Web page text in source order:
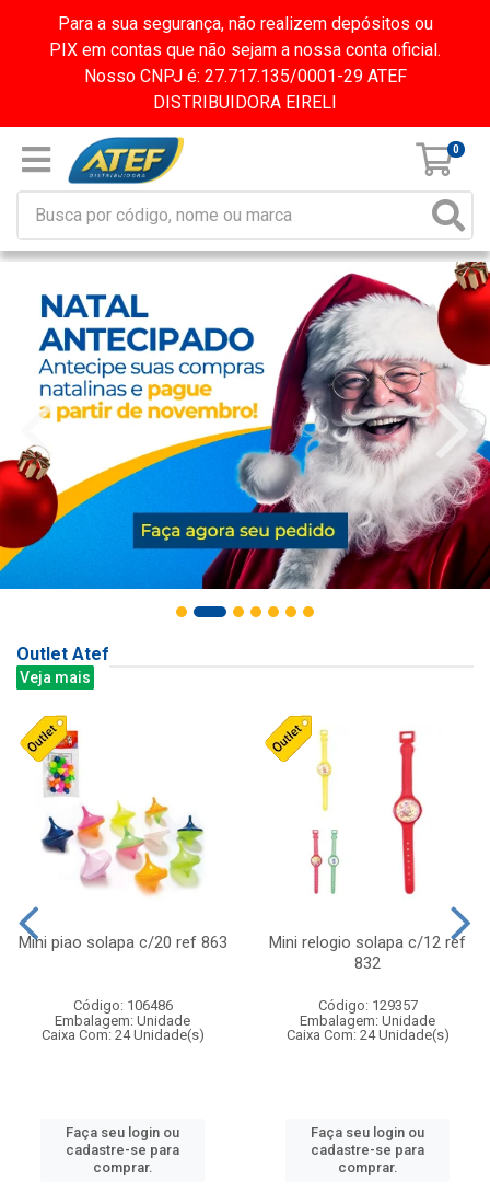
Para a sua segurança, não realizem depósitos ou
PIX em contas que não sejam a nossa conta oficial.
Nosso CNPJ é: 27.717.135/0001-29 ATEF
DISTRIBUIDORA EIRELI
0
Outlet Atef
Veja mais
Mini piao solapa c/20 ref 863
Código: 106486
Embalagem: Unidade
Caixa Com: 24 Unidade(s)
Faça seu login ou
cadastre-se para
comprar.
Mini relogio solapa c/12 ref
832
Código: 129357
Embalagem: Unidade
Caixa Com: 24 Unidade(s)
Faça seu login ou
cadastre-se para
comprar.